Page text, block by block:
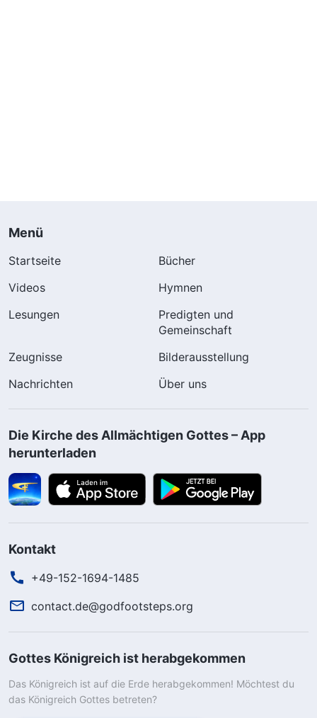
Menü
Startseite
Bücher
Videos
Hymnen
Lesungen
Predigten und
Gemeinschaft
Zeugnisse
Bilderausstellung
Nachrichten
Über uns
Die Kirche des Allmächtigen Gottes – App
herunterladen
Kontakt
+49-152-1694-1485
contact.de@godfootsteps.org
Gottes Königreich ist herabgekommen
Das Königreich ist auf die Erde herabgekommen! Möchtest du
das Königreich Gottes betreten?